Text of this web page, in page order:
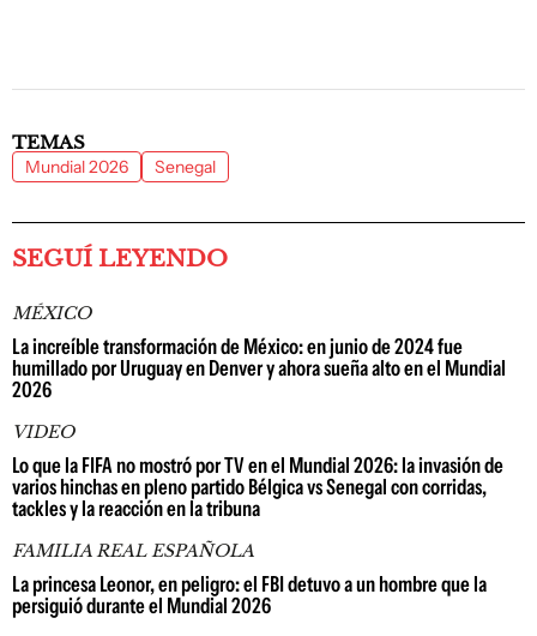
TEMAS
Mundial 2026 Senegal
SEGUÍ LEYENDO
MÉXICO
La increíble transformación de México: en junio de 2024 fue
humillado por Uruguay en Denver y ahora sueña alto en el Mundial
2026
VIDEO
Lo que la FIFA no mostró por TV en el Mundial 2026: la invasión de
varios hinchas en pleno partido Bélgica vs Senegal con corridas,
tackles y la reacción en la tribuna
FAMILIA REAL ESPAÑOLA
La princesa Leonor, en peligro: el FBI detuvo a un hombre que la
persiguió durante el Mundial 2026